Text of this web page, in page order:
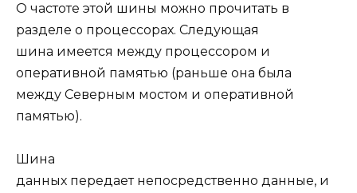
О частоте этой шины можно прочитать в
разделе о процессорах. Следующая
шина имеется между процессором и
оперативной памятью (раньше она была
между Северным мостом и оперативной
памятью).
Шина
данных передает непосредственно данные, и